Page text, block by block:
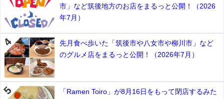
市」など筑後地方のお店をまるっと公開！（2026
年7月）
先月食べ歩いた「筑後市や八女市や柳川市」など
のグルメ店をまるっと公開！（2026年7月）
「Ramen Toiro」が8月16日をもって閉店するみた